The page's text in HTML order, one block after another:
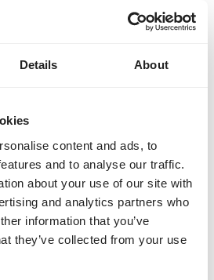
Details About
content and ads, to
and to analyse our traffic.
about your use of our site with
and analytics partners who
information that you’ve
they’ve collected from your use